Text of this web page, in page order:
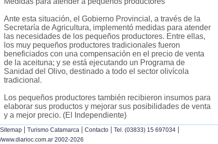
Ante esta situación, el Gobierno Provincial, a través de la
Secretaría de Agricultura, implementó medidas para atender
las necesidades de los pequeños productores. Entre ellas,
los muy pequeños productores tradicionales fueron
beneficiados con una compensación en el precio de venta
de la aceituna; y se está ejecutando un Programa de
Sanidad del Olivo, destinado a todo el sector olivícola
tradicional.
Los pequeños productores también recibieron insumos para
elaborar sus productos y mejorar sus posibilidades de venta
y a mejor precio. (El Independiente)
Sitemap | Turismo Catamarca | Contacto | Tel. (03833) 15 697034 |
/www.diarioc.com.ar 2002-2026